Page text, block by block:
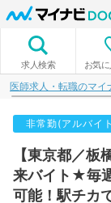
求人検索 お気
医師求人・転職のマイ
非常勤(アルバイ
【東京都／
来バイト★毎
可能！駅チカ